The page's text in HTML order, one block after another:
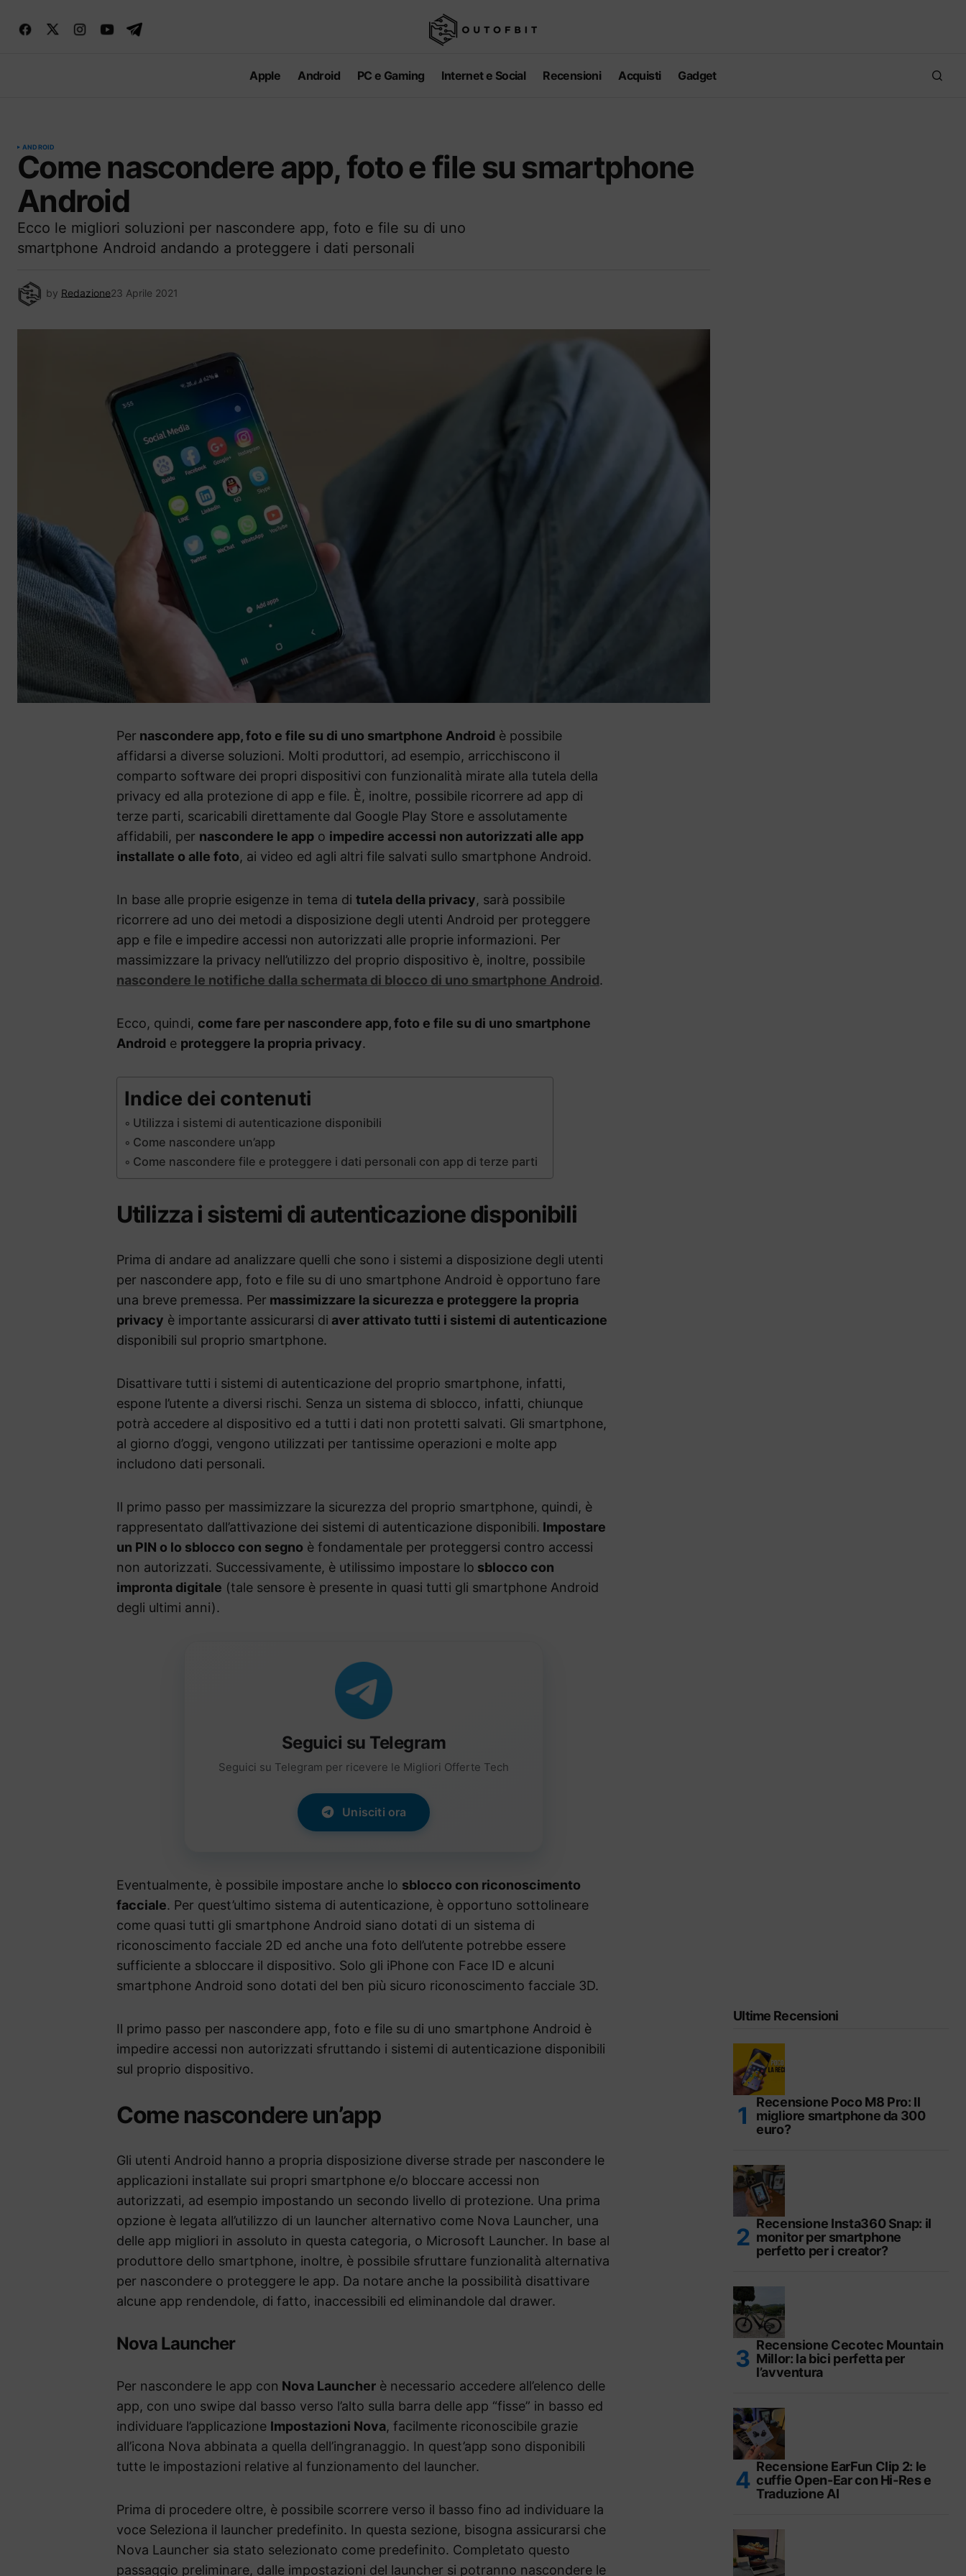
Apple Android PC e Gaming Internet e Social Recensioni Acquisti Gadget
ANDROID
Come nascondere app, foto e file su smartphone
Android
Ecco le migliori soluzioni per nascondere app, foto e file su di uno
smartphone Android andando a proteggere i dati personali
by Redazione23 Aprile 2021
Per nascondere app, foto e file su di uno smartphone Android è possibile
affidarsi a diverse soluzioni. Molti produttori, ad esempio, arricchiscono il
comparto software dei propri dispositivi con funzionalità mirate alla tutela della
privacy ed alla protezione di app e file. È, inoltre, possibile ricorrere ad app di
terze parti, scaricabili direttamente dal Google Play Store e assolutamente
affidabili, per nascondere le app o impedire accessi non autorizzati alle app
installate o alle foto, ai video ed agli altri file salvati sullo smartphone Android.
In base alle proprie esigenze in tema di tutela della privacy, sarà possibile
ricorrere ad uno dei metodi a disposizione degli utenti Android per proteggere
app e file e impedire accessi non autorizzati alle proprie informazioni. Per
massimizzare la privacy nell’utilizzo del proprio dispositivo è, inoltre, possibile
nascondere le notifiche dalla schermata di blocco di uno smartphone Android.
Ecco, quindi, come fare per nascondere app, foto e file su di uno smartphone
Android e proteggere la propria privacy.
Indice dei contenuti
Utilizza i sistemi di autenticazione disponibili
Come nascondere un’app
Come nascondere file e proteggere i dati personali con app di terze parti
Utilizza i sistemi di autenticazione disponibili
Prima di andare ad analizzare quelli che sono i sistemi a disposizione degli utenti
per nascondere app, foto e file su di uno smartphone Android è opportuno fare
una breve premessa. Per massimizzare la sicurezza e proteggere la propria
privacy è importante assicurarsi di aver attivato tutti i sistemi di autenticazione
disponibili sul proprio smartphone.
Disattivare tutti i sistemi di autenticazione del proprio smartphone, infatti,
espone l’utente a diversi rischi. Senza un sistema di sblocco, infatti, chiunque
potrà accedere al dispositivo ed a tutti i dati non protetti salvati. Gli smartphone,
al giorno d’oggi, vengono utilizzati per tantissime operazioni e molte app
includono dati personali.
Il primo passo per massimizzare la sicurezza del proprio smartphone, quindi, è
rappresentato dall’attivazione dei sistemi di autenticazione disponibili. Impostare
un PIN o lo sblocco con segno è fondamentale per proteggersi contro accessi
non autorizzati. Successivamente, è utilissimo impostare lo sblocco con
impronta digitale (tale sensore è presente in quasi tutti gli smartphone Android
degli ultimi anni).
Seguici su Telegram
Seguici su Telegram per ricevere le Migliori Offerte Tech
Unisciti ora
Eventualmente, è possibile impostare anche lo sblocco con riconoscimento
facciale. Per quest’ultimo sistema di autenticazione, è opportuno sottolineare
come quasi tutti gli smartphone Android siano dotati di un sistema di
riconoscimento facciale 2D ed anche una foto dell’utente potrebbe essere
sufficiente a sbloccare il dispositivo. Solo gli iPhone con Face ID e alcuni
smartphone Android sono dotati del ben più sicuro riconoscimento facciale 3D.
Il primo passo per nascondere app, foto e file su di uno smartphone Android è
impedire accessi non autorizzati sfruttando i sistemi di autenticazione disponibili
sul proprio dispositivo.
Come nascondere un’app
Gli utenti Android hanno a propria disposizione diverse strade per nascondere le
applicazioni installate sui propri smartphone e/o bloccare accessi non
autorizzati, ad esempio impostando un secondo livello di protezione. Una prima
opzione è legata all’utilizzo di un launcher alternativo come Nova Launcher, una
delle app migliori in assoluto in questa categoria, o Microsoft Launcher. In base al
produttore dello smartphone, inoltre, è possibile sfruttare funzionalità alternativa
per nascondere o proteggere le app. Da notare anche la possibilità disattivare
alcune app rendendole, di fatto, inaccessibili ed eliminandole dal drawer.
Nova Launcher
Per nascondere le app con Nova Launcher è necessario accedere all’elenco delle
app, con uno swipe dal basso verso l’alto sulla barra delle app “fisse” in basso ed
individuare l’applicazione Impostazioni Nova, facilmente riconoscibile grazie
all’icona Nova abbinata a quella dell’ingranaggio. In quest’app sono disponibili
tutte le impostazioni relative al funzionamento del launcher.
Prima di procedere oltre, è possibile scorrere verso il basso fino ad individuare la
voce Seleziona il launcher predefinito. In questa sezione, bisogna assicurarsi che
Nova Launcher sia stato selezionato come predefinito. Completato questo
passaggio preliminare, dalle impostazioni del launcher si potranno nascondere le
Ultime Recensioni
Recensione Poco M8 Pro: Il
migliore smartphone da 300
euro?
Recensione Insta360 Snap: il
monitor per smartphone
perfetto per i creator?
Recensione Cecotec Mountain
Millor: la bici perfetta per
l’avventura
Recensione EarFun Clip 2: le
cuffie Open-Ear con Hi-Res e
Traduzione AI